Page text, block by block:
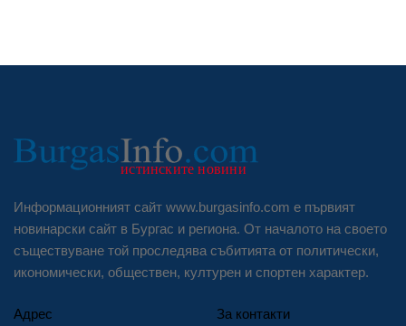
Информационният сайт www.burgasinfo.com е първият
новинарски сайт в Бургас и региона. От началото на своето
съществуване той проследява събитията от политически,
икономически, обществен, културен и спортен характер.
Адрес
За контакти